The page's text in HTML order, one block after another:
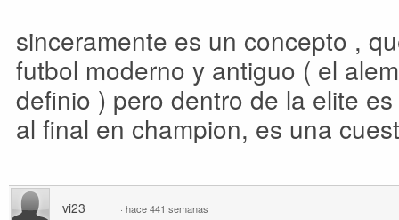
sinceramente es un concepto ,
futbol moderno y antiguo ( el
definio ) pero dentro de la elite
al final en champion, es una
vi23 · hace 441 semanas